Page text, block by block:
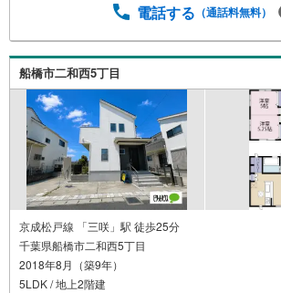
電話する （通話料無料）
船橋市二和西5丁目
京成松戸線 「三咲」駅 徒歩25分
千葉県船橋市二和西5丁目
2018年8月（築9年）
5LDK / 地上2階建